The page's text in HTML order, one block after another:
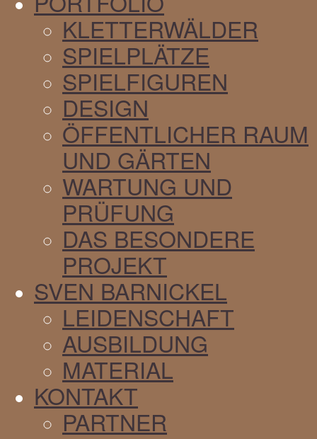
KLETTERWÄLDER
SPIELPLÄTZE
SPIELFIGUREN
DESIGN
ÖFFENTLICHER RAUM
UND GÄRTEN
WARTUNG UND
PRÜFUNG
DAS BESONDERE
PROJEKT
SVEN BARNICKEL
LEIDENSCHAFT
AUSBILDUNG
MATERIAL
KONTAKT
PARTNER